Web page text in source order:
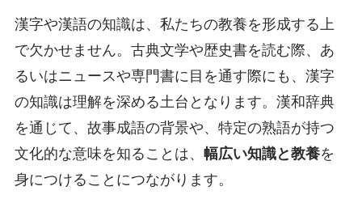
漢字や漢語の知識は、私たちの教養を形成する上
で欠かせません。古典文学や歴史書を読む際、あ
るいはニュースや専門書に目を通す際にも、漢字
の知識は理解を深める土台となります。漢和辞典
を通じて、故事成語の背景や、特定の熟語が持つ
文化的な意味を知ることは、 幅広い知識と教養を
身につけることにつながります。